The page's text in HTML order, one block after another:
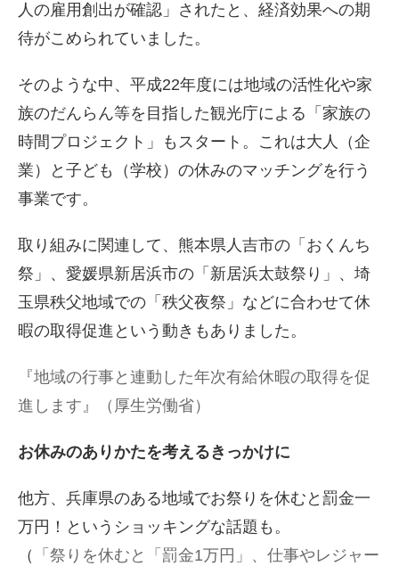
人の雇用創出が確認」されたと、経済効果への期
待がこめられていました。
そのような中、平成22年度には地域の活性化や家
族のだんらん等を目指した観光庁による「家族の
時間プロジェクト」もスタート。これは大人（企
業）と子ども（学校）の休みのマッチングを行う
事業です。
取り組みに関連して、熊本県人吉市の「おくんち
祭」、愛媛県新居浜市の「新居浜太鼓祭り」、埼
玉県秩父地域での「秩父夜祭」などに合わせて休
暇の取得促進という動きもありました。
『地域の行事と連動した年次有給休暇の取得を促
進します』（厚生労働省）
お休みのありかたを考えるきっかけに
他方、兵庫県のある地域でお祭りを休むと罰金一
万円！というショッキングな話題も。
（
「祭りを休むと「罰金1万円」、仕事やレジャー